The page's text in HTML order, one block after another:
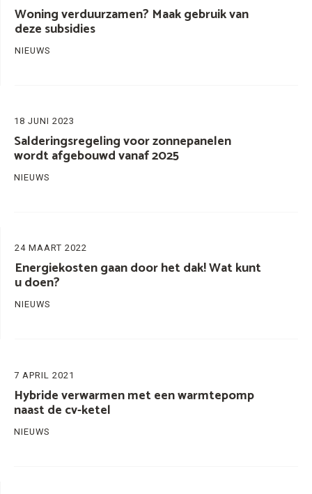
Woning verduurzamen? Maak gebruik van
deze subsidies
NIEUWS
18 JUNI 2023
Salderingsregeling voor zonnepanelen
wordt afgebouwd vanaf 2025
NIEUWS
24 MAART 2022
Energiekosten gaan door het dak! Wat kunt
u doen?
NIEUWS
7 APRIL 2021
Hybride verwarmen met een warmtepomp
naast de cv-ketel
NIEUWS